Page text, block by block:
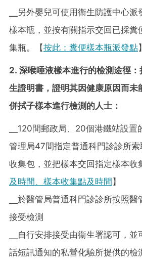
╴另外嬰兒可使用衞生防護中心派
樣本瓶，並按有關指示交回已採糞
集瓶。【按此：糞便樣本瓶派發點】
2. 深喉唾液樣本進行的檢測途徑
生證明書，證明其因健康原因而未
併拭子樣本進行檢測的人士：
╴120間郵政局、20個港鐵站設置
管理局47間指定普通科門診診所
收集包，並把樣本交回指定樣本收
及時間、樣本收集點及時間】
╴於醫管局普通科門診診所按照醫
接受檢測
╴自行安排接受由衞生署認可，並
話短訊通知的私營化驗所提供的檢